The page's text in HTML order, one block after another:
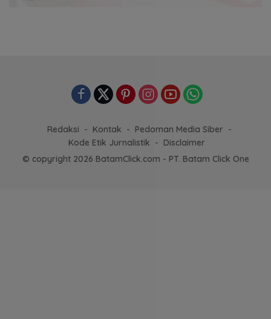
Redaksi Kontak
Pedoman Media Siber
Kode Etik Jurnalistik
Disclaimer
© copyright 2026 BatamClick.com - PT. Batam Click One